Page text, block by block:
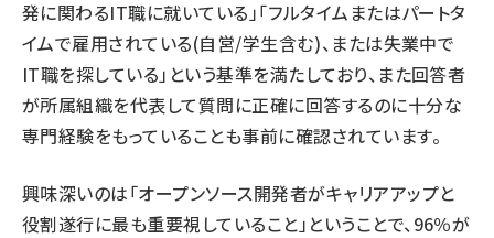
発に関わるIT職に就いている」「⁠フルタイムまたはパートタ
イムで雇用されている(自営/学生含む)⁠、または失業中で
IT職を探している」という基準を満たしており、また回答者
が所属組織を代表して質問に正確に回答するのに十分な
専門経験をもっていることも事前に確認されています。
興味深いのは「オープンソース開発者がキャリアアップと
役割遂行に最も重要視していること」ということで、96％が